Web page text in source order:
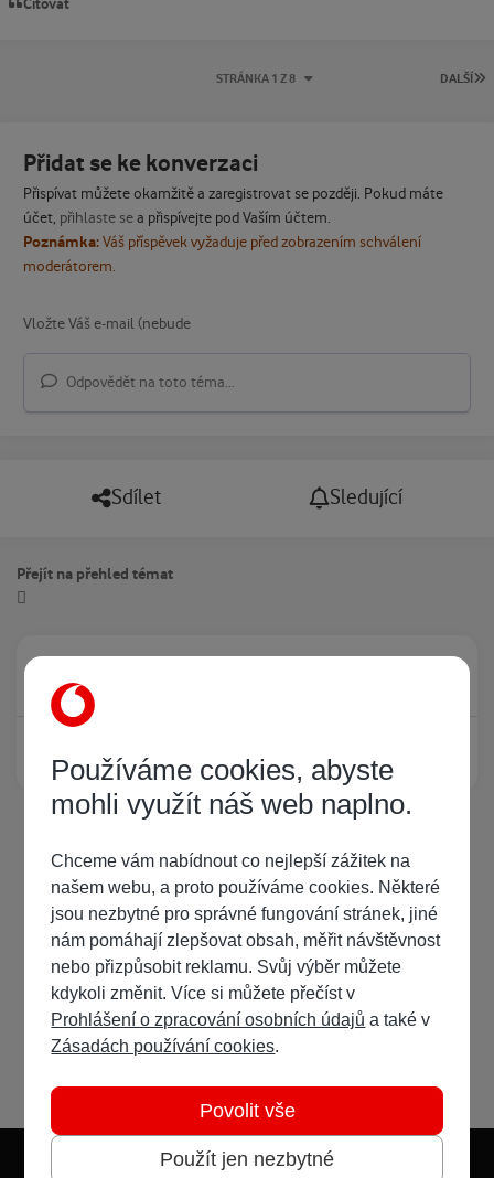
Citovat
DALŠÍ
STRÁNKA 1 Z 8
Přidat se ke konverzaci
Přispívat můžete okamžitě a zaregistrovat se později. Pokud máte
účet, přihlaste sea přispívejte pod Vaším účtem.
Poznámka:Váš příspěvek vyžaduje před zobrazením schválení
moderátorem.
Odpovědět na toto téma...
Sdílet Sledující
Přejít na přehled témat
Žádný registrovaný uživatel si neprohlíží tuto stránku
Používáme cookies, abyste
mohli využít náš web naplno.
Chceme vám nabídnout co nejlepší zážitek na
našem webu, a proto používáme cookies. Některé
jsou nezbytné pro správné fungování stránek, jiné
nám pomáhají zlepšovat obsah, měřit návštěvnost
nebo přizpůsobit reklamu. Svůj výběr můžete
kdykoli změnit. Více si můžete přečíst v
Prohlášení o zpracování osobních údajů a také v
Zásadách používání cookies.
Použít jen nezbytné
Povolit vše